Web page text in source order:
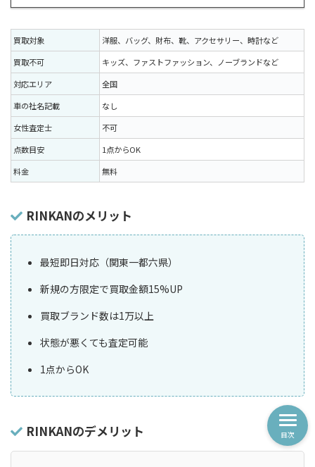
買取対象
洋服、バッグ、財布、靴、アクセサリー、時計など
買取不可
キッズ、ファストファッション、ノーブランドなど
対応エリア
全国
車の社名記載
なし
女性査定士
不可
点数目安
1点からOK
料金
無料
RINKANのメリット
最短即日対応（関東一都六県）
新規の方限定で買取金額15%UP
買取ブランド数は1万以上
状態が悪くても査定可能
1点からOK
RINKANのデメリット 目次